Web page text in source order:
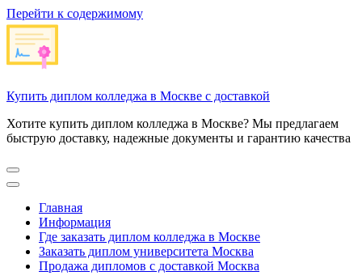
Перейти к содержимому
Купить диплом колледжа в Москве с доставкой
Хотите купить диплом колледжа в Москве? Мы предлагаем
быструю доставку, надежные документы и гарантию качества
Главная
Информация
Где заказать диплом колледжа в Москве
Заказать диплом университета Москва
Продажа дипломов с доставкой Москва